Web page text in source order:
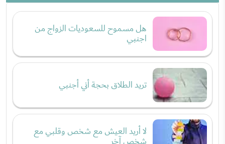
هل مسموح للسعوديات الزواج من
اجنبي
تريد الطلاق بحجة أني أجنبي
لا أريد العيش مع شخص وقلبي مع
شخص آخر